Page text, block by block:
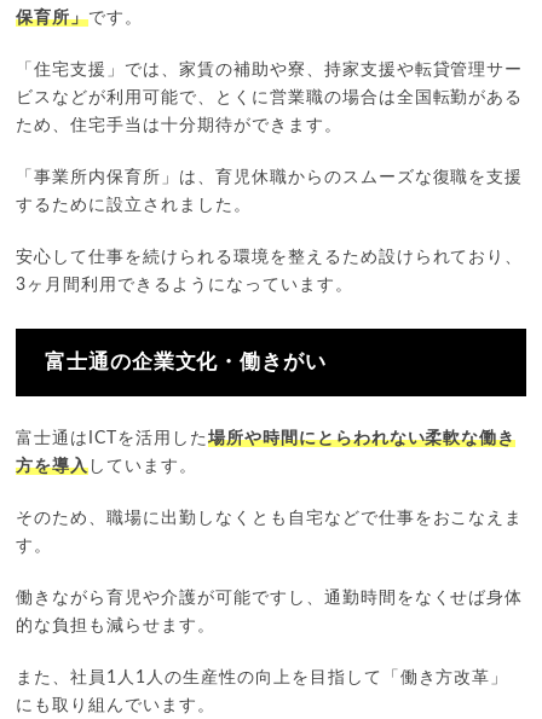
保育所」です。
「住宅支援」では、家賃の補助や寮、持家支援や転貸管理サー
ビスなどが利用可能で、とくに営業職の場合は全国転勤がある
ため、住宅手当は十分期待ができます。
「事業所内保育所」は、育児休職からのスムーズな復職を支援
するために設立されました。
安心して仕事を続けられる環境を整えるため設けられており、
3ヶ月間利用できるようになっています。
富士通の企業文化・働きがい
富士通はICTを活用した 場所や時間にとらわれない柔軟な働き
方を導入 しています。
そのため、職場に出勤しなくとも自宅などで仕事をおこなえま
す。
働きながら育児や介護が可能ですし、通勤時間をなくせば身体
的な負担も減らせます。
また、社員1人1人の生産性の向上を目指して「働き方改革」
にも取り組んでいます。